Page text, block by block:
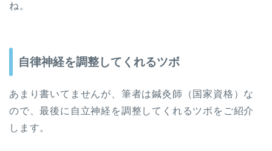
ね。
自律神経を調整してくれるツボ
あまり書いてませんが、筆者は鍼灸師（国家資格）な
ので、最後に自立神経を調整してくれるツボをご紹介
します。